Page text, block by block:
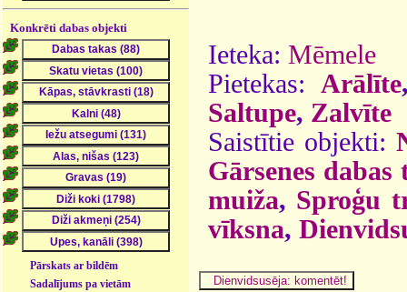
Konkrēti dabas objekti
Pārskats ar bildēm
Sadalījums pa vietām
Ieteka: Mēmele
Pietekas: Arālīte
Saltupe, Zalvīte
Saistītie objekti:
Gārsenes dabas
muiža, Sproģu
vīksna,